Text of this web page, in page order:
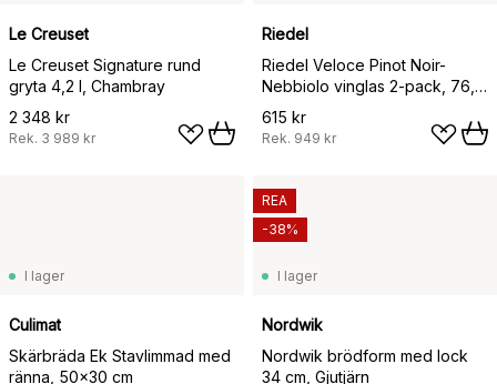
Le Creuset
Le Creuset Signature rund
gryta 4,2 l, Chambray
2 348 kr
Rek. 3 989 kr
Riedel
Riedel Veloce Pinot Noir-
Nebbiolo vinglas 2-pack, 76,8
cl
615 kr
Rek. 949 kr
I lager
Culimat
Skärbräda Ek Stavlimmad med
ränna, 50x30 cm
I lager
Nordwik
Nordwik brödform med lock
34 cm, Gjutjärn
REA
-38%